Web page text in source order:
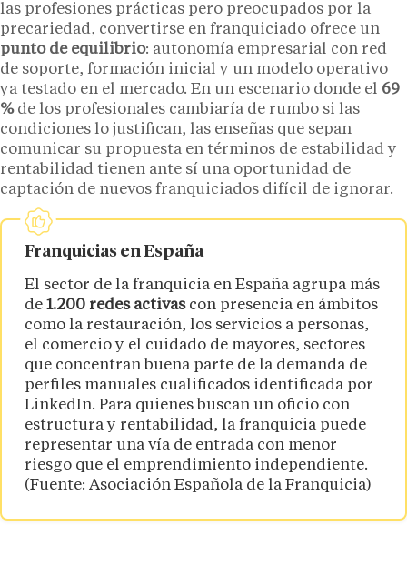
las profesiones prácticas pero preocupados por la
precariedad, convertirse en franquiciado ofrece un
punto de equilibrio: autonomía empresarial con red
de soporte, formación inicial y un modelo operativo
ya testado en el mercado. En un escenario donde el 69
%de los profesionales cambiaría de rumbo si las
condiciones lo justifican, las enseñas que sepan
comunicar su propuesta en términos de estabilidad y
rentabilidad tienen ante sí una oportunidad de
captación de nuevos franquiciados difícil de ignorar.
Franquicias en España
El sector de la franquicia en España agrupa más
de 1.200 redes activascon presencia en ámbitos
como la restauración, los servicios a personas,
el comercio y el cuidado de mayores, sectores
que concentran buena parte de la demanda de
perfiles manuales cualificados identificada por
LinkedIn. Para quienes buscan un oficio con
estructura y rentabilidad, la franquicia puede
representar una vía de entrada con menor
riesgo que el emprendimiento independiente.
(Fuente: Asociación Española de la Franquicia)